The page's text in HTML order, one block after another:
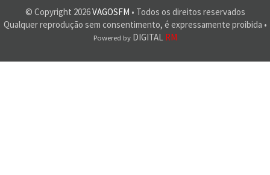
© Copyright 2026VAGOSFM • Todos os direitos reservados
Qualquer reprodução sem consentimento, é expressamente proibida •
Powered byDIGITAL RM